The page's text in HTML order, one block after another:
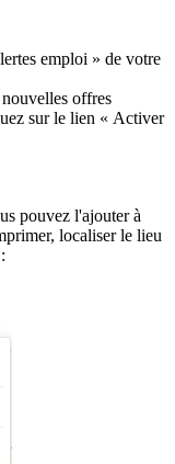
emploi » de votre
offres
sur le lien « Activer
pouvez l'ajouter à
localiser le lieu